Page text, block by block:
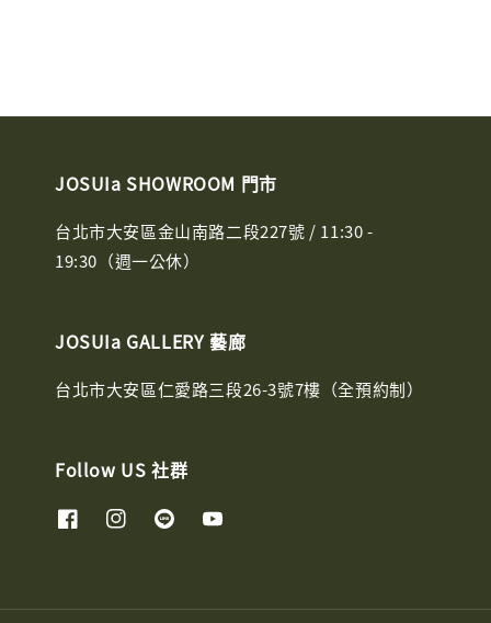
JOSUIa SHOWROOM 門市
台北市大安區金山南路二段227號 / 11:30 -
19:30（週一公休）
JOSUIa GALLERY 藝廊
台北市大安區仁愛路三段26-3號7樓（全預約制）
Follow US 社群